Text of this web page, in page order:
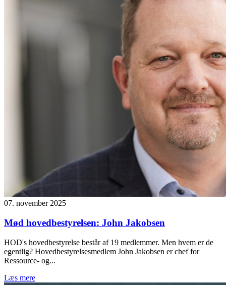
07. november 2025
Mød hovedbestyrelsen: John Jakobsen
HOD's hovedbestyrelse består af 19 medlemmer. Men hvem er de
egentlig? Hovedbestyrelsesmedlem John Jakobsen er chef for
Ressource- og...
Læs mere